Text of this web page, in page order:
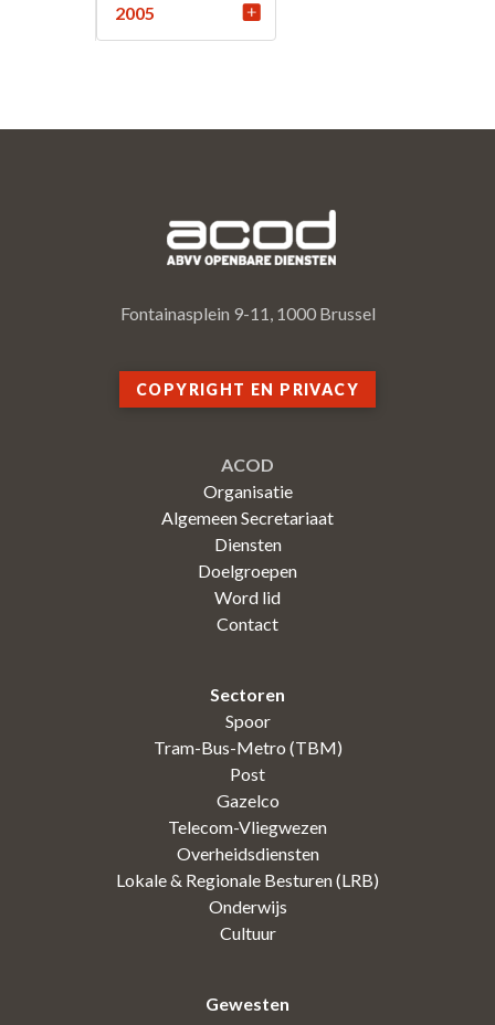
2005
Fontainasplein 9-11, 1000 Brussel
COPYRIGHT EN PRIVACY
ACOD
Organisatie
Algemeen Secretariaat
Diensten
Doelgroepen
Word lid
Contact
Sectoren
Spoor
Tram-Bus-Metro (TBM)
Post
Gazelco
Telecom-Vliegwezen
Overheidsdiensten
Lokale & Regionale Besturen (LRB)
Onderwijs
Cultuur
Gewesten